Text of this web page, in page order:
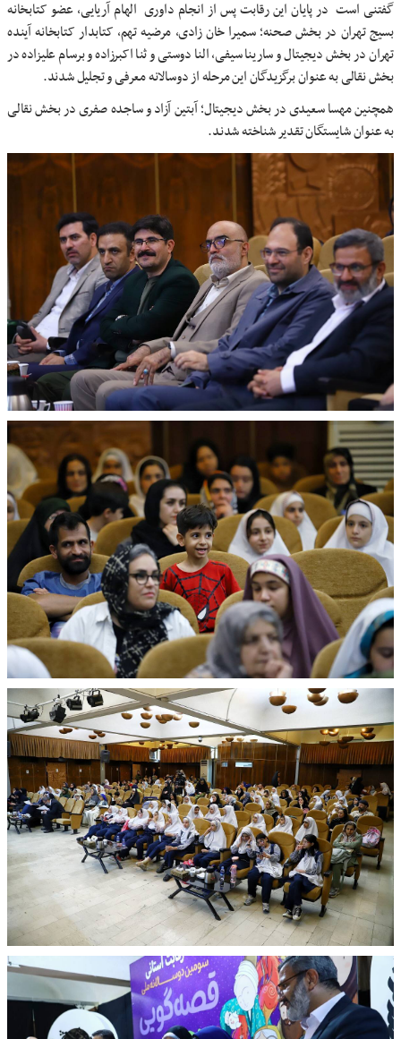
گفتنی است در پایان این رقابت پس از انجام داوری الهام آریایی، عضو کتابخانه
بسیج تهران در بخش صحنه؛ سمیرا خان زادی، مرضیه تهم، کتابدار کتابخانه آینده
تهران در بخش دیجیتال و سارینا سیفی، النا دوستی و ثنا اکبرزاده و برسام علیزاده در
بخش نقالی به عنوان برگزیدگان این مرحله از دوسالانه معرفی و تجلیل شدند.
همچنین مهسا سعیدی در بخش دیجیتال؛ آبتین آزاد و ساجده صفری در بخش نقالی
به عنوان شایستگان تقدیر شناخته شدند.